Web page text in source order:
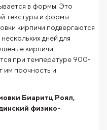
в формы. Это
текстуры и формы
кирпичи подвергаются
дней для
кирпичи
при температуре 900-
им прочность и
Биаритц Роял,
физико-